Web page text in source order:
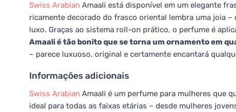
Swiss Arabian Amaali está disponível em um elegante
ricamente decorado do frasco oriental lembra uma joia
luxo. Graças ao sistema roll-on prático, o perfume é
Amaali é tão bonito que se torna um ornamento em
– parece luxuoso, original e certamente encantará
Informações adicionais
Swiss Arabian Amaali é um perfume para mulheres que
ideal para todas as faixas etárias – desde mulheres